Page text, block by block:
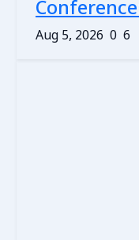
Aug 5, 2026 0 6